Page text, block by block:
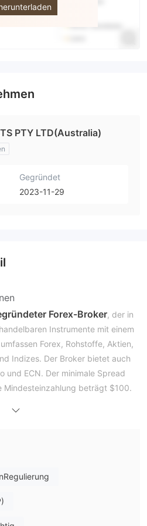
PTY LTD(Australia)
Gegründet
2023-11-29
Forex-Broker, der in
Instrumente mit einem
Forex, Rohstoffe, Aktien,
Indizes. Der Broker bietet auch
und ECN. Der minimale Spread
beträgt $100.
Markets seriös?
BFX2024068